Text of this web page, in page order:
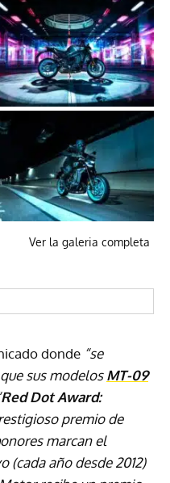
Ver la galeria completa
donde “se
sus modelosMT-09
Red Dot Award:
premio de
marcan el
(cada año desde 2012)